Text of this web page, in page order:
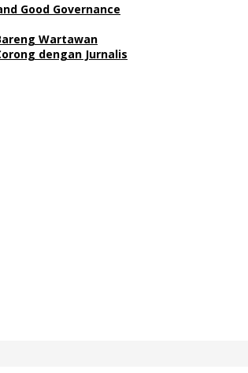
Good Governance
Wartawan
dengan Jurnalis